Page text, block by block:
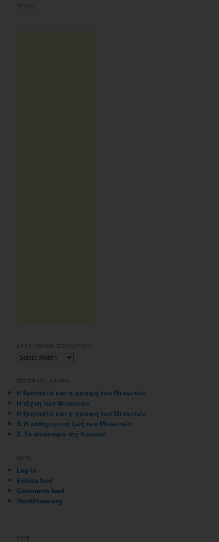
TEST2
ΑΡΧΕΙΟΘΗΚΗ ΙΣΤΟΛΟΓΙΟΥ
Αρχειοθηκη
ΠΡΟΣΦΑΤΑ ΑΡΘΡΑ
Η θρησκεία και η γραφή των Μινωιτών
Η τέχνη των Μινωιτών
Η θρησκεία και η γραφή των Μινωιτών
3. Η καθημερινή ζωή των Μινωιτών
2. Το ανάκτορο της Κνωσού
META
Log in
Entries feed
Comments feed
WordPress.org
2018